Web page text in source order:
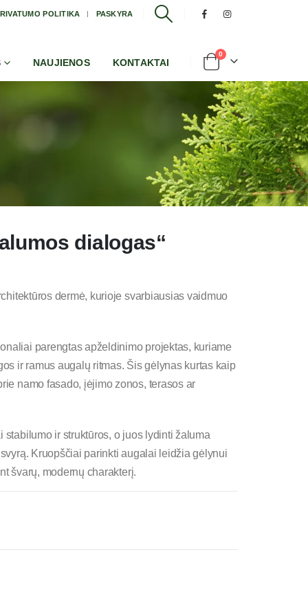
POLITIKA PASKYRA
NAUJIENOS KONTAKTAI
0
dialogas“
dermė, kurioje svarbiausias vaidmuo
parengtas apželdinimo projektas, kuriame
ir ramus augalų ritmas. Šis gėlynas kurtas kaip
namo fasado, įėjimo zonos, terasos ar
ir struktūros, o juos lydinti žaluma
Kruopščiai parinkti augalai leidžia gėlynui
švarų, modernų charakterį.